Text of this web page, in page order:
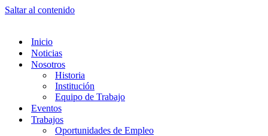
Saltar al contenido
Inicio
Noticias
Nosotros
Historia
Institución
Equipo de Trabajo
Eventos
Trabajos
Oportunidades de Empleo